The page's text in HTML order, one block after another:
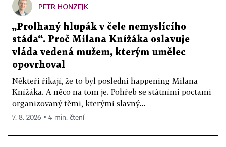
PETR HONZEJK
„Prolhaný hlupák v čele nemyslícího
stáda“. Proč Milana Knížáka oslavuje
vláda vedená mužem, kterým umělec
opovrhoval
Někteří říkají, že to byl poslední happening Milana
Knížáka. A něco na tom je. Pohřeb se státními poctami
organizovaný těmi, kterými slavný...
7. 8. 2026 ▪ 4 min. čtení